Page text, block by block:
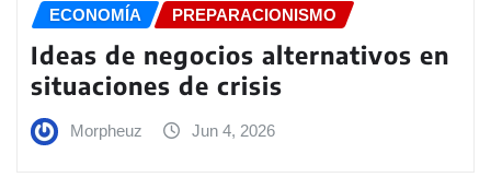
ECONOMÍA PREPARACIONISMO
Ideas de negocios alternativos en
situaciones de crisis
Morpheuz Jun 4, 2026